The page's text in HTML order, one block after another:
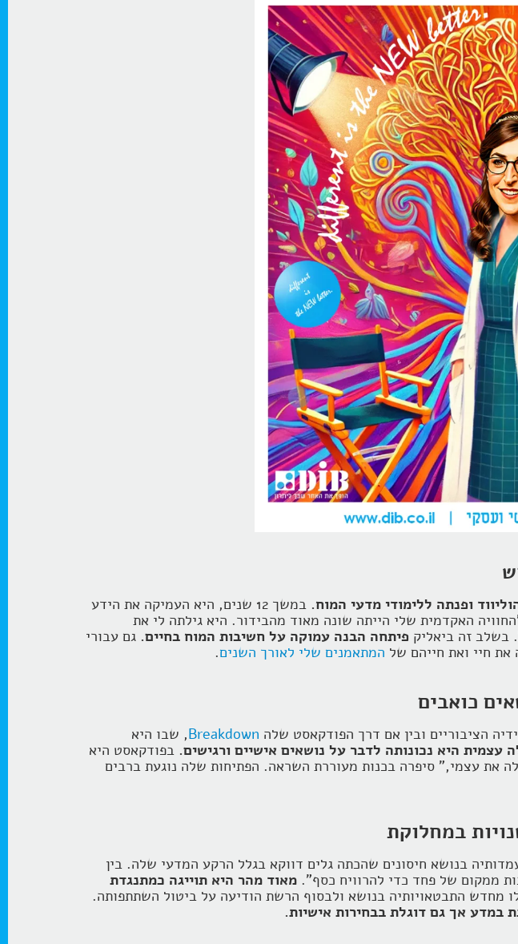
ופנתה ללימודי מדעי המוח.
במשך 12 שנים, היא העמיקה את הידע
האקדמית שלי הייתה שונה מאוד מהבידור. היא גילתה לי את
בשלב זה ביאליק פיתחה הבנה עמוקה על חשיבות המוח בחיים. גם עבורי
את חיי ואת חייהם של המתאמנים שלי לאורך השנים.
כואבים
הציבוריים ובין אם דרך הפודקאסט שלה Breakdown, שבו היא
היא נכונותה לדבר על נושאים אישיים ורגישים. בפודקאסט היא
את עצמי," סיפרה בכנות מעוררת השראה. הפתיחות שלה נוגעת ברבים
במחלוקת
בנושא חיסונים שהכתה גלים דווקא בגלל הרקע המדעי שלה. בין
ממקום של פחד כדי להרוויח כסף". מאוד מהר היא תוייגה כמתנגדת
מחדש התבטאויותיה בנושא ולבסוף הרשת הודיעה על ביטול השתתפותה.
במדע אך גם דוגלת בבחירות אישיות.